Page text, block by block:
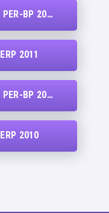
BP 2011
2011
BP 2010
2010